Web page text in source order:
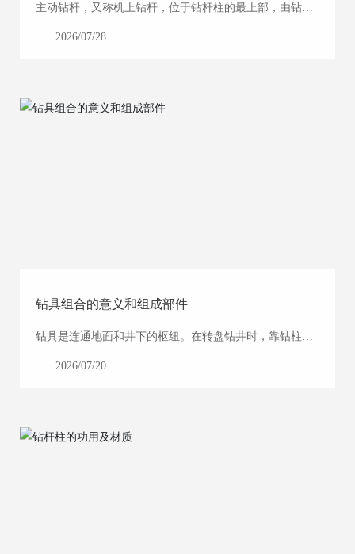
主动钻杆，又称机上钻杆，位于钻杆柱的最上部，由钻机
转，向其下端连接的孔内钻杆传递回转动力矩和轴向力。
2026/07/28
钻具组合的意义和组成部件
钻具是连通地面和井下的枢纽。在转盘钻井时，靠钻柱来
内输送钻井液等。
2026/07/20